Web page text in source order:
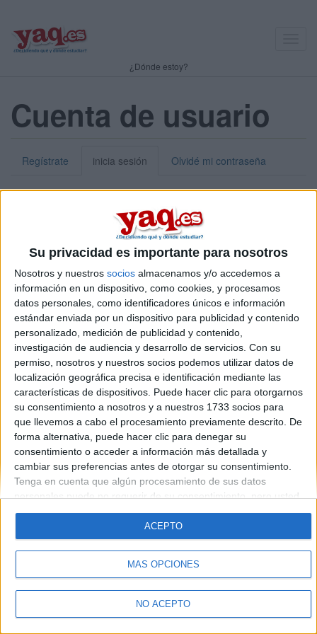
Su privacidad es importante para nosotros
Nosotros y nuestros socios almacenamos y/o accedemos a
información en un dispositivo, como cookies, y procesamos
datos personales, como identificadores únicos e información
estándar enviada por un dispositivo para publicidad y contenido
personalizado, medición de publicidad y contenido,
investigación de audiencia y desarrollo de servicios. Con su
permiso, nosotros y nuestros socios podemos utilizar datos de
localización geográfica precisa e identificación mediante las
características de dispositivos. Puede hacer clic para otorgarnos
su consentimiento a nosotros y a nuestros 1733 socios para
que llevemos a cabo el procesamiento previamente descrito. De
forma alternativa, puede hacer clic para denegar su
consentimiento o acceder a información más detallada y
cambiar sus preferencias antes de otorgar su consentimiento.
Tenga en cuenta que algún procesamiento de sus datos
personales puede no requerir de su consentimiento, pero usted
tiene el derecho de rechazar tal procesamiento. Sus
preferencias se aplicarán solo a este sitio web. Puede cambiar
sus preferencias o retirar su consentimiento en cualquier
momento volviendo a este sitio y haciendo clic en el botón
"Privacidad" en la parte inferior de la página web.
MÁS OPCIONES
NO ACEPTO
ACEPTO
¿Dónde estoy?
Cuenta de usuario
Regístrate inicia sesión Olvidé mi contraseña
Puedes iniciar sesión introduciendo tu nombre de usuario o tu
dirección de correo electrónico.
Contraseña:*
Introduce la contraseña que acompaña a tu nombre de usuario
Quiénes somos|Contactar |Anúnciate
Aviso legal|Politica de privacidad|Condiciones generales
de cookies
© 2003-2026Compás Mediterráneo S.L.- Diego de León 47 - 28006
Madrid [ESPAÑA] - Tel. +34 91 593 2767